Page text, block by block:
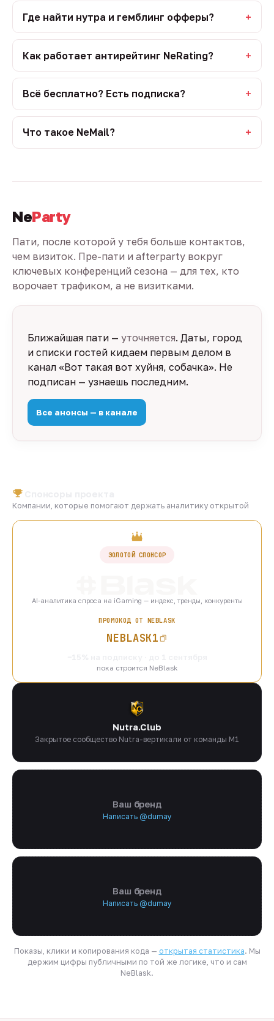
Где найти нутра и гемблинг офферы?
Как работает антирейтинг NeRating?
Всё бесплатно? Есть подписка?
Что такое NeMail?
NeParty
Пати, после которой у тебя больше контактов,
чем визиток. Пре-пати и afterparty вокруг
ключевых конференций сезона — для тех, кто
ворочает трафиком, а не визитками.
Ближайшая пати — уточняется. Даты, город
и списки гостей кидаем первым делом в
канал «Вот такая вот хуйня, собачка». Не
подписан — узнаешь последним.
Все анонсы — в канале
Компании, которые помогают держать аналитику открытой
ЗОЛОТОЙ СПОНСОР
AI-аналитика спроса на iGaming — индекс, тренды, конкуренты
ПРОМОКОД ОТ NEBLASK
NEBLASK1
пока строится NeBlask
Nutra.Club
Закрытое сообщество Nutra-вертикали от команды M1
Ваш бренд
Написать @dumay
Ваш бренд
Написать @dumay
Показы, клики и копирования кода — открытая статистика. Мы
держим цифры публичными по той же логике, что и сам
NeBlask.